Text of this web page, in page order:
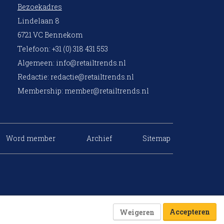
Bezoekadres
Lindelaan 8
6721 VC Bennekom
Telefoon: +31 (0) 318 431 553
Algemeen: info@retailtrends.nl
Redactie: redactie@retailtrends.nl
Membership: member@retailtrends.nl
Word member Archief Sitemap
Weigeren Accepteren